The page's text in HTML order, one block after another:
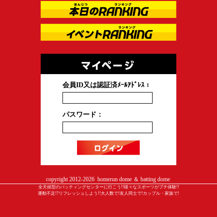
会員ID又は認証済ﾒｰﾙｱﾄﾞﾚｽ：
パスワード：
copyright 2012-2026 homerun dome ＆ batting dome
全天候型のバッティングセンターに行こう!!様々なスポーツがプチ体験!!
運動不足!?リフレッシュしよう!!大人数で!友人同士で!カップル・家族で!